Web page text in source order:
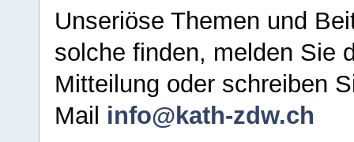
Unseriöse Themen und
solche finden, melden Sie
Mitteilung oder schreiben
Mail info@kath-zdw.ch